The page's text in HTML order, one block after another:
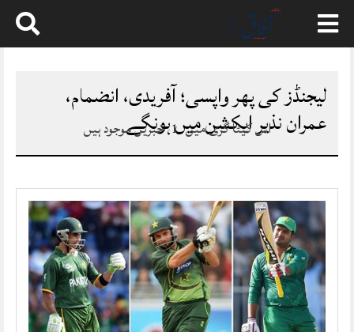
Skip
لیجنڈز کی پھر واپسی؛ آفریدی، انضمام،
عمران نذیر ایکشن میں ہونگے
اس کیٹا گری میں 1 خبریں موجود ہیں